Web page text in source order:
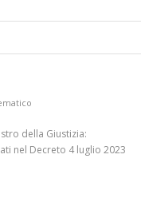
della Giustizia:
nel Decreto 4 luglio 2023